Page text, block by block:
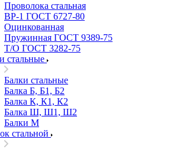
Проволока стальная
ВР-1 ГОСТ 6727-80
Оцинкованная
Пружинная ГОСТ 9389-75
Т/О ГОСТ 3282-75
стальные
Балки стальные
Балка Б, Б1, Б2
Балка К, К1, К2
Балка Ш, Ш1, Ш2
Балки М
стальной